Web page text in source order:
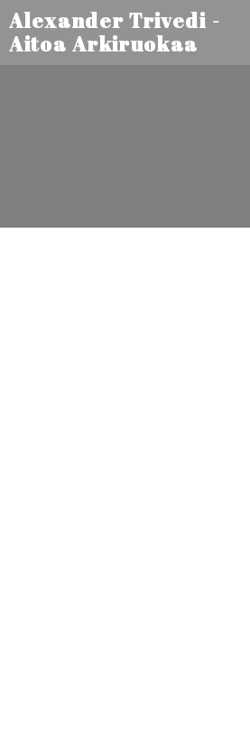
Alexander Trivedi -
Aitoa Arkiruokaa